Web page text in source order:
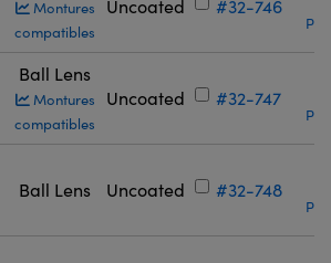
Montures
compatibles
Uncoated #32-746
Ball Lens
Montures
compatibles
Uncoated #32-747
Ball Lens Uncoated #32-748